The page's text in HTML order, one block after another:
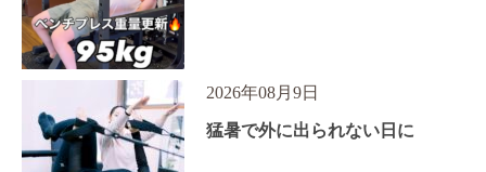
2026年08月9日
猛暑で外に出られない日に